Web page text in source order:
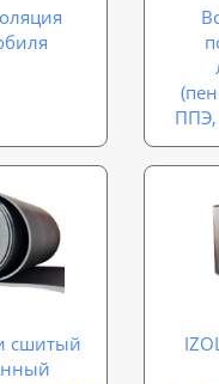
сшитый